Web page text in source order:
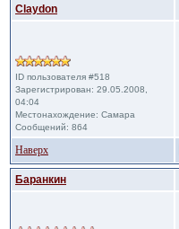
Claydon
ID пользователя #518
Зарегистрирован: 29.05.2008,
04:04
Местонахождение: Самара
Сообщений: 864
Наверх
Баранкин